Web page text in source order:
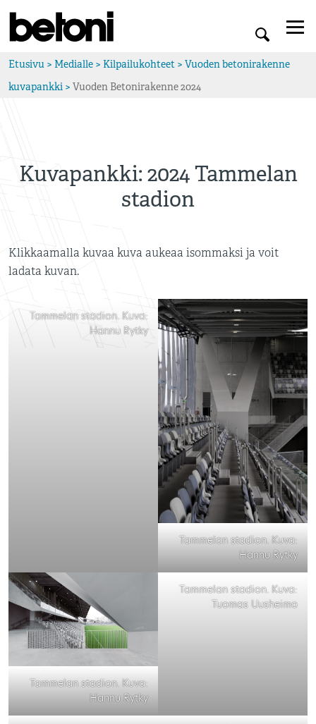
Etusivu > Medialle > Kilpailukohteet > Vuoden betonirakenne
kuvapankki > Vuoden Betonirakenne 2024
Kuvapankki: 2024 Tammelan
stadion
Klikkaamalla kuvaa kuva aukeaa isommaksi ja voit
ladata kuvan.
Tammelan stadion. Kuva:
Hannu Rytky
Tammelan stadion. Kuva:
Hannu Rytky
Tammelan stadion. Kuva:
Hannu Rytky
Tammelan stadion. Kuva:
Tuomas Uusheimo